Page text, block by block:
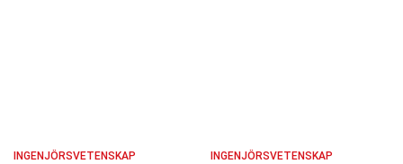
INGENJÖRSVETENSKAP
INGENJÖRSVETENSKAP